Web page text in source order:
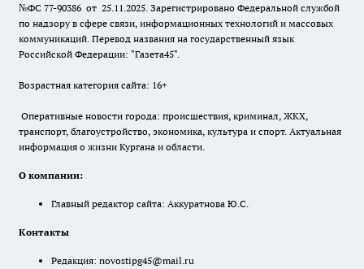
№ФС 77-90386 от 25.11.2025. Зарегистрировано Федеральной службой
по надзору в сфере связи, информационных технологий и массовых
коммуникаций. Перевод названия на государственный язык
Российской Федерации: "Газета45".
Возрастная категория сайта: 16+
Оперативные новости города: происшествия, криминал, ЖКХ,
транспорт, благоустройство, экономика, культура и спорт. Актуальная
информация о жизни Кургана и области.
О компании:
Главный редактор сайта: Аккуратнова Ю.С.
Контакты
Редакция: novostipg45@mail.ru